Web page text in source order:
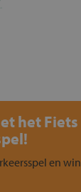
het Fiets
en win